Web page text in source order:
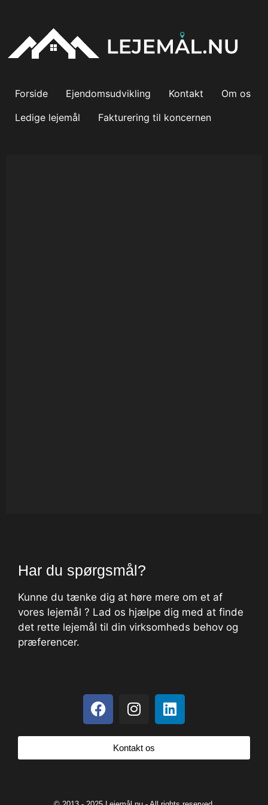
Forside Ejendomsudvikling Kontakt
Om os
Ledige lejemål
Fakturering til koncernen
Har du spørgsmål?
Kunne du tænke dig at høre mere om et af
vores lejemål ? Lad os hjælpe dig med at finde
det rette lejemål til din virksomheds behov og
præferencer.
Kontakt os